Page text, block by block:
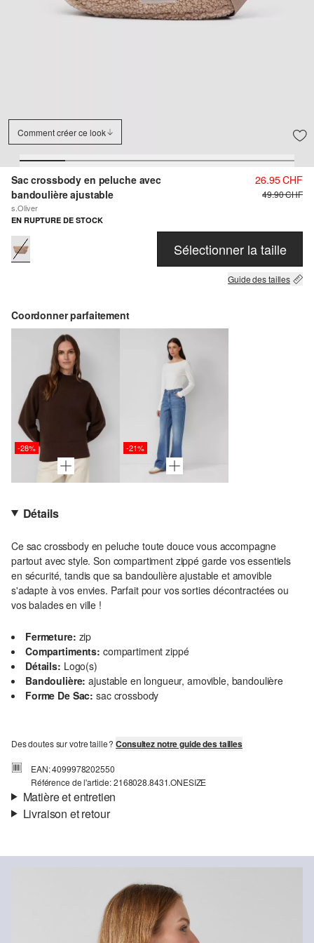
Comment créer ce look
Sac crossbody en peluche avec
bandoulière ajustable
s.Oliver
26.95 CHF
49.90 CHF
EN RUPTURE DE STOCK
Sélectionner la taille
Guide des tailles
Coordonner parfaitement
-28% -21%
Détails
Ce sac crossbody en peluche toute douce vous accompagne
partout avec style. Son compartiment zippé garde vos essentiels
en sécurité, tandis que sa bandoulière ajustable et amovible
s'adapte à vos envies. Parfait pour vos sorties décontractées ou
vos balades en ville !
Fermeture: zip
Compartiments: compartiment zippé
Détails: Logo(s)
Bandoulière: ajustable en longueur, amovible, bandoulière
Forme De Sac: sac crossbody
Des doutes sur votre taille ?Consultez notre guide des tailles
EAN: 4099978202550
Référence de l'article: 2168028.8431.ONESIZE
Matière et entretien
Matière: Polyester
Livraison et retour
jours ouvrables. Pour une livraison standard, les frais d'expédition